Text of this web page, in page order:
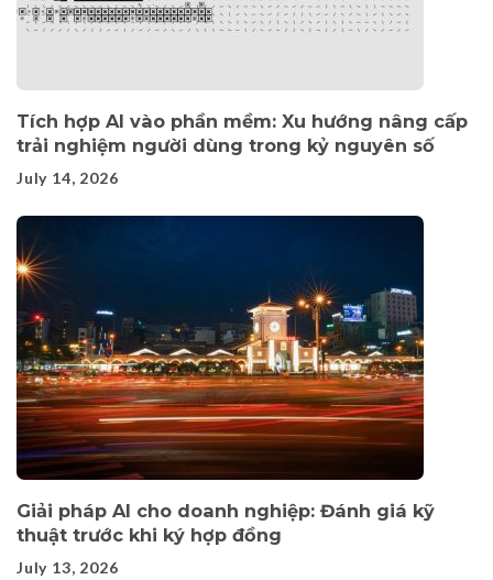
Tích hợp AI vào phần mềm: Xu hướng nâng cấp
trải nghiệm người dùng trong kỷ nguyên số
July 14, 2026
Giải pháp AI cho doanh nghiệp: Đánh giá kỹ
thuật trước khi ký hợp đồng
July 13, 2026